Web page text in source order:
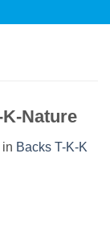
K-Nature
in Backs T-K-K